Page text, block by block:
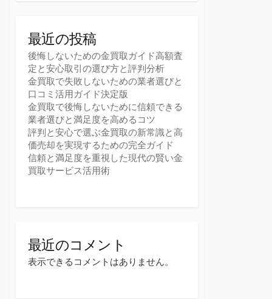
最近の投稿
後悔しないための金買取ガイド高額査
定と安心取引の選び方と評判分析
金買取で失敗しないための業者選びと
口コミ活用ガイド決定版
金買取で後悔しないために信頼できる
業者選びと満足度を高めるコツ
評判と安心で選ぶ金買取の新常識と高
価売却を実現するための完全ガイド
信頼と満足度を重視した現代の賢い金
買取サービス活用術
最近のコメント
表示できるコメントはありません。